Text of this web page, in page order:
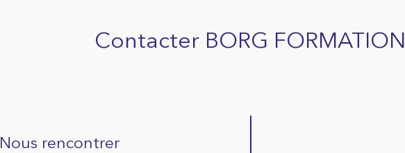
Contacter BORG FORMATION
Nous rencontrer